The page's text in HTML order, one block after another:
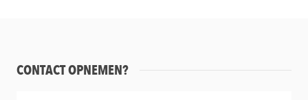
CONTACT OPNEMEN?